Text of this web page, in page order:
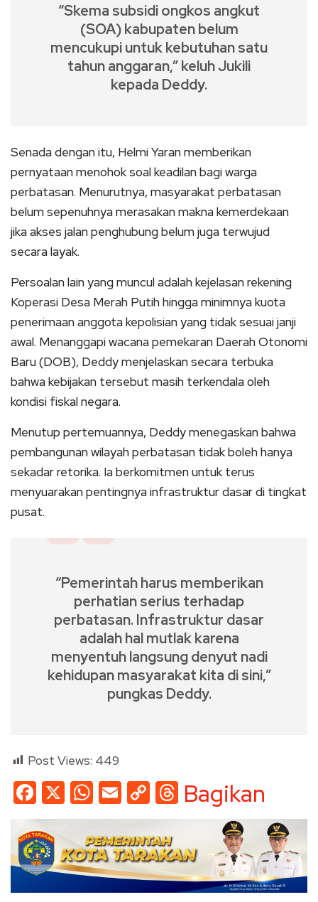
“Skema subsidi ongkos angkut
(SOA) kabupaten belum
mencukupi untuk kebutuhan satu
tahun anggaran,” keluh Jukili
kepada Deddy.
Senada dengan itu, Helmi Yaran memberikan
pernyataan menohok soal keadilan bagi warga
perbatasan. Menurutnya, masyarakat perbatasan
belum sepenuhnya merasakan makna kemerdekaan
jika akses jalan penghubung belum juga terwujud
secara layak.
Persoalan lain yang muncul adalah kejelasan rekening
Koperasi Desa Merah Putih hingga minimnya kuota
penerimaan anggota kepolisian yang tidak sesuai janji
awal. Menanggapi wacana pemekaran Daerah Otonomi
Baru (DOB), Deddy menjelaskan secara terbuka
bahwa kebijakan tersebut masih terkendala oleh
kondisi fiskal negara.
Menutup pertemuannya, Deddy menegaskan bahwa
pembangunan wilayah perbatasan tidak boleh hanya
sekadar retorika. Ia berkomitmen untuk terus
menyuarakan pentingnya infrastruktur dasar di tingkat
pusat.
“Pemerintah harus memberikan
perhatian serius terhadap
perbatasan. Infrastruktur dasar
adalah hal mutlak karena
menyentuh langsung denyut nadi
kehidupan masyarakat kita di sini,”
pungkas Deddy.
Post Views: 449
Facebook
X WhatsApp
EmailCopy
Link
Threads
Bagikan